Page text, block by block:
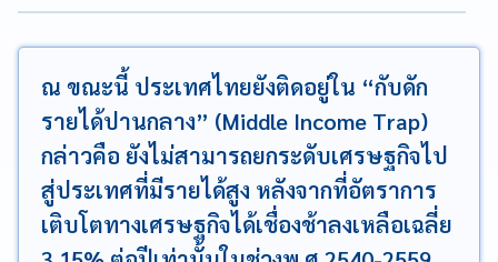
ณ ขณะนี้ ประเทศไทยยังติดอยู่ใน “กับดัก
รายได้ปานกลาง” (Middle Income Trap)
กล่าวคือ ยังไม่สามารถยกระดับเศรษฐกิจไป
สู่ประเทศที่มีรายได้สูง หลังจากที่อัตราการ
เติบโตทางเศรษฐกิจได้เชื่องช้าลงเหลือเฉลี่ย